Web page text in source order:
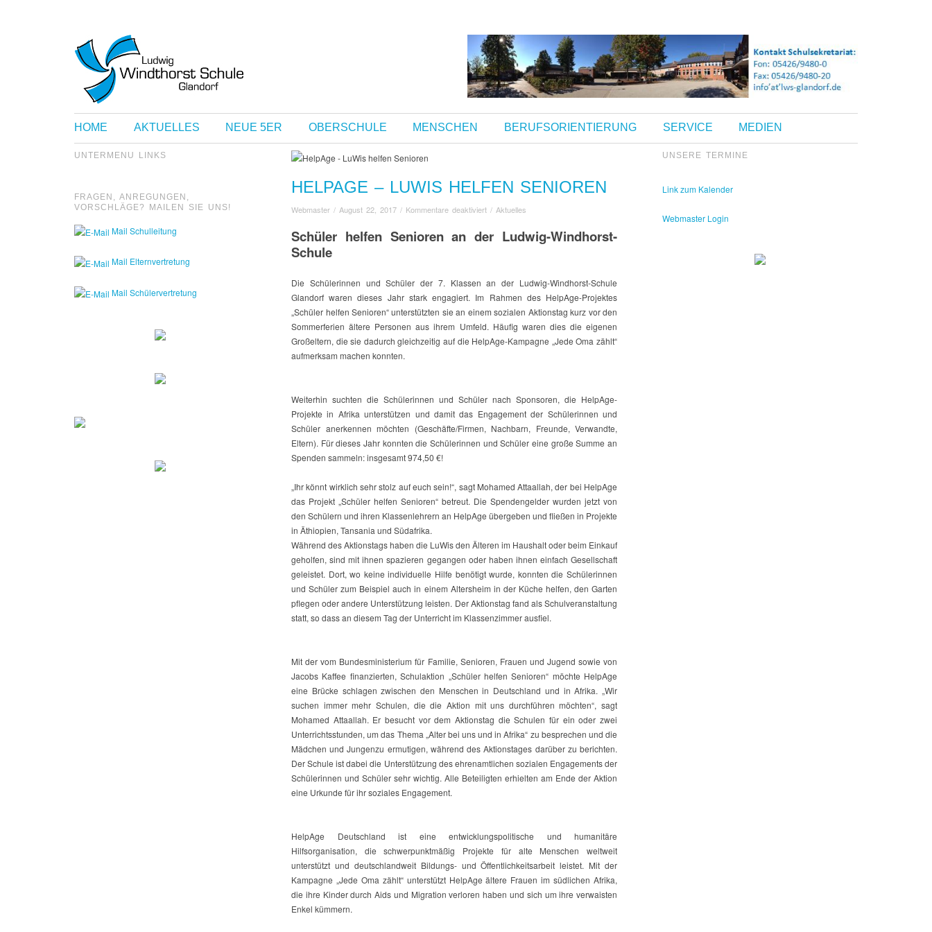
HOME AKTUELLES NEUE 5ER OBERSCHULE MENSCHEN BERUFSORIENTIERUNG SERVICE MEDIEN
UNTERMENU LINKS
FRAGEN, ANREGUNGEN,
VORSCHLÄGE? MAILEN SIE UNS!
Mail Schulleitung
Mail Elternvertretung
Mail Schülervertretung
HELPAGE – LUWIS HELFEN SENIOREN
Webmaster / August 22, 2017 / Kommentare deaktiviertfür
–
/ Aktuelles
Schüler helfen Senioren an der Ludwig-Windhorst-
Schule
Die Schülerinnen und Schüler der 7. Klassen an der Ludwig-Windhorst-Schule
Glandorf waren dieses Jahr stark engagiert. Im Rahmen des HelpAge-Projektes
„Schüler helfen Senioren“ unterstützten sie an einem sozialen Aktionstag kurz vor den
Sommerferien ältere Personen aus ihrem Umfeld. Häufig waren dies die eigenen
Großeltern, die sie dadurch gleichzeitig auf die HelpAge-Kampagne „Jede Oma zählt“
aufmerksam machen konnten.
Weiterhin suchten die Schülerinnen und Schüler nach Sponsoren, die HelpAge-
Projekte in Afrika unterstützen und damit das Engagement der Schülerinnen und
Schüler anerkennen möchten (Geschäfte/Firmen, Nachbarn, Freunde, Verwandte,
Eltern). Für dieses Jahr konnten die Schülerinnen und Schüler eine große Summe an
Spenden sammeln: insgesamt 974,50 €!
„Ihr könnt wirklich sehr stolz auf euch sein!“, sagt Mohamed Attaallah, der bei HelpAge
das Projekt „Schüler helfen Senioren“ betreut. Die Spendengelder wurden jetzt von
den Schülern und ihren Klassenlehrern an HelpAge übergeben und fließen in Projekte
in Äthiopien, Tansania und Südafrika.
Während des Aktionstags haben die LuWis den Älteren im Haushalt oder beim Einkauf
geholfen, sind mit ihnen spazieren gegangen oder haben ihnen einfach Gesellschaft
geleistet. Dort, wo keine individuelle Hilfe benötigt wurde, konnten die Schülerinnen
und Schüler zum Beispiel auch in einem Altersheim in der Küche helfen, den Garten
pflegen oder andere Unterstützung leisten. Der Aktionstag fand als Schulveranstaltung
statt, so dass an diesem Tag der Unterricht im Klassenzimmer ausfiel.
Mit der vom Bundesministerium für Familie, Senioren, Frauen und Jugend sowie von
Jacobs Kaffee finanzierten, Schulaktion „Schüler helfen Senioren“ möchte HelpAge
eine Brücke schlagen zwischen den Menschen in Deutschland und in Afrika. „Wir
suchen immer mehr Schulen, die die Aktion mit uns durchführen möchten“, sagt
Mohamed Attaallah. Er besucht vor dem Aktionstag die Schulen für ein oder zwei
Unterrichtsstunden, um das Thema „Alter bei uns und in Afrika“ zu besprechen und die
Mädchen und Jungenzu ermutigen, während des Aktionstages darüber zu berichten.
Der Schule ist dabei die Unterstützung des ehrenamtlichen sozialen Engagements der
Schülerinnen und Schüler sehr wichtig. Alle Beteiligten erhielten am Ende der Aktion
eine Urkunde für ihr soziales Engagement.
HelpAge Deutschland ist eine entwicklungspolitische und humanitäre
Hilfsorganisation, die schwerpunktmäßig Projekte für alte Menschen weltweit
unterstützt und deutschlandweit Bildungs- und Öffentlichkeitsarbeit leistet. Mit der
Kampagne „Jede Oma zählt“ unterstützt HelpAge ältere Frauen im südlichen Afrika,
die ihre Kinder durch Aids und Migration verloren haben und sich um ihre verwaisten
Enkel kümmern.
UNSERE TERMINE
Link zum Kalender
Webmaster Login